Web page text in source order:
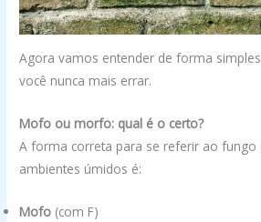
Agora vamos entender de forma
você nunca mais errar.
Mofo ou morfo: qual é o certo?
A forma correta para se referir ao fungo
ambientes úmidos é:
Mofo (com F)